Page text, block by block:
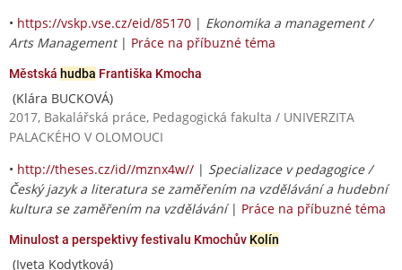
• https://vskp.vse.cz/eid/85170 | Ekonomika a management /
Arts Management| Práce na příbuzné téma
Městská hudba Františka Kmocha
(Klára BUCKOVÁ)
2017, Bakalářská práce, Pedagogická fakulta / UNIVERZITA
PALACKÉHO V OLOMOUCI
• http://theses.cz/id//mznx4w// | Specializace v pedagogice /
Český jazyk a literatura se zaměřením na vzdělávání a hudební
kultura se zaměřením na vzdělávání| Práce na příbuzné téma
Minulost a perspektivy festivalu Kmochův Kolín
(Iveta Kodytková)